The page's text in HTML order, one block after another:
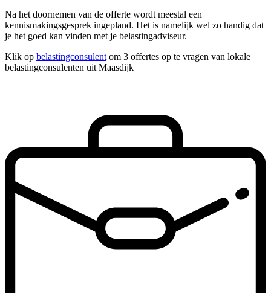
Na het doornemen van de offerte wordt meestal een
kennismakingsgesprek ingepland. Het is namelijk wel zo handig dat
je het goed kan vinden met je belastingadviseur.
Klik op belastingconsulent om 3 offertes op te vragen van lokale
belastingconsulenten uit Maasdijk